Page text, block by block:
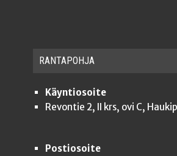
RAN­TA­POH­JA
Käyntiosoite
Revontie 2, II krs, ovi C,
Postiosoite